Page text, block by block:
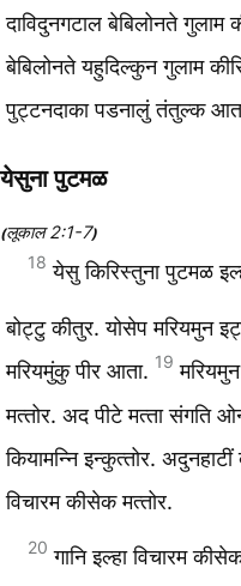
दाविदुनगटाल बेबिलोनते
बेबिलोनते यहुदिल्कुन गुलाम
पुट्‍टनदाका पडनालुं तंतुल्क
येसुना पुटमळ
(लूकाल 2:1-7)
18 येसु किरिस्‍तुना पुटमळ
बोट्‍टु कीतुर. योसेप मरियमुन
मरियमुंकु पीर आता. 19
मत्‍तोर. अद पीटे मत्‍ता संगति
कियामन्‍नि इन्कुत्‍तोर.
विचारम कीसेक मत्‍तोर.
20 गानि इल्‍हा विचारम